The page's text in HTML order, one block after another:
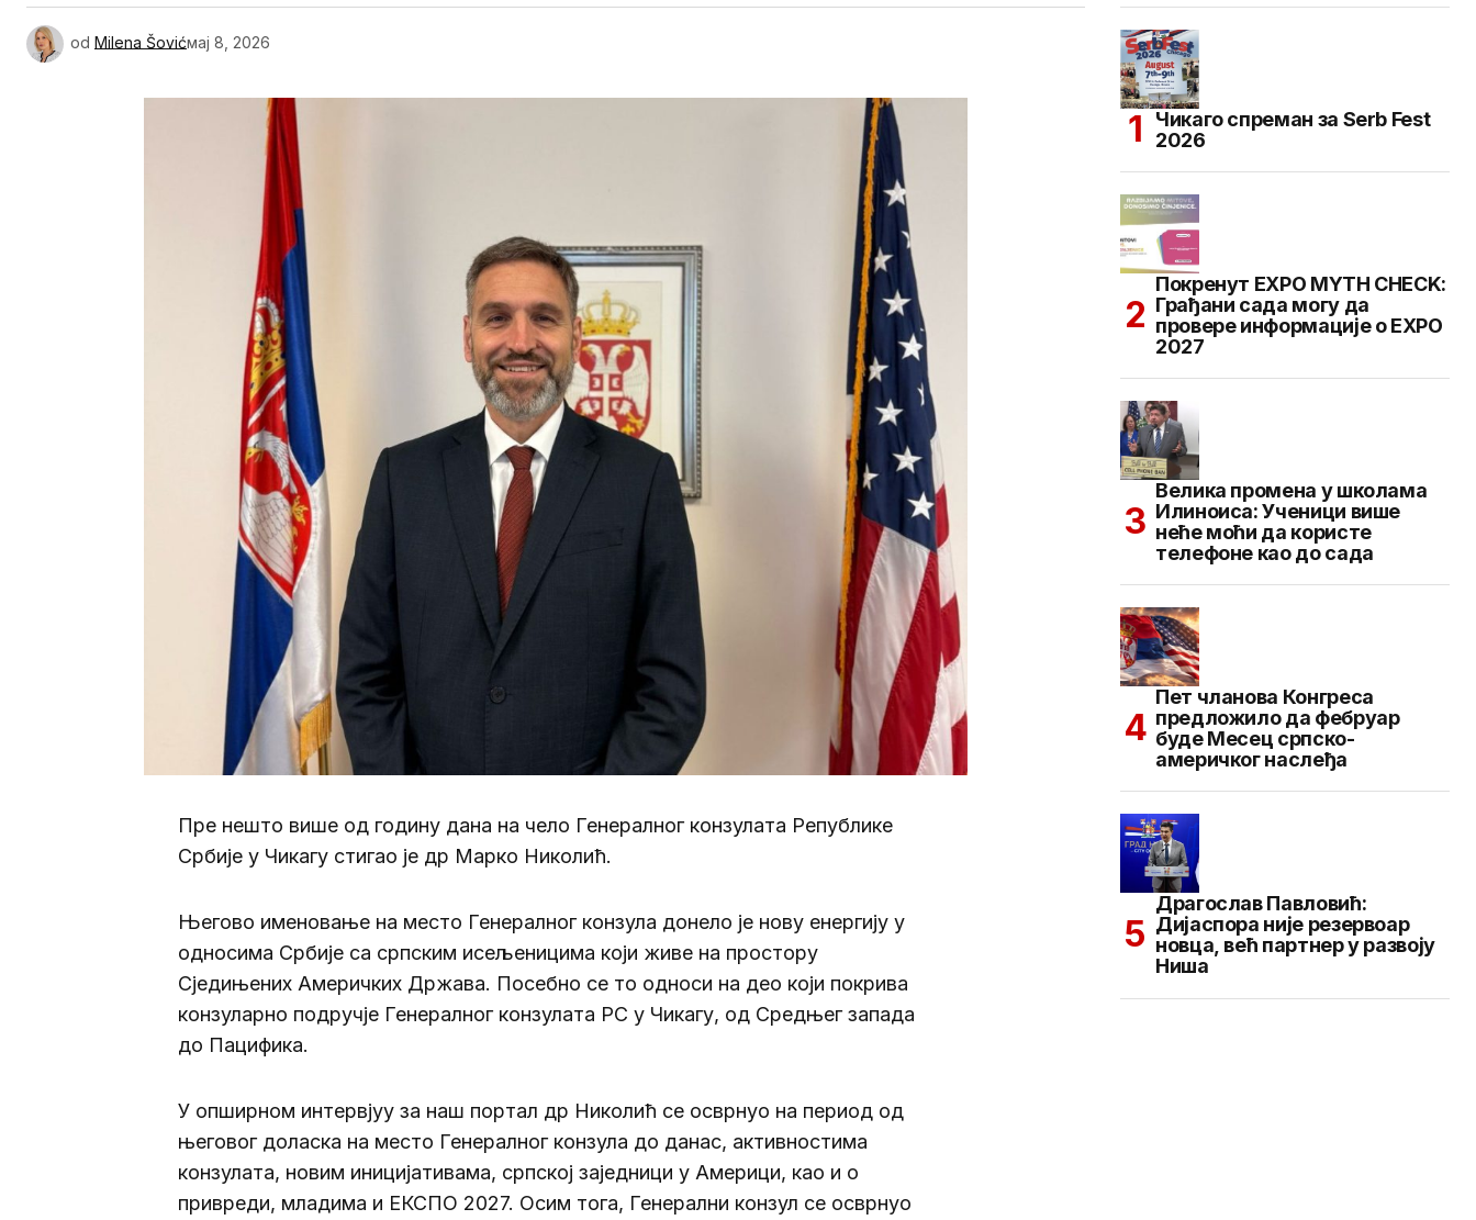
od Milena Šovićмај 8, 2026
Пре нешто више од годину дана на чело Генералног конзулата Републике
Србије у Чикагу стигао је др Марко Николић.
Његово именовање на место Генералног конзула донело је нову енергију у
односима Србије са српским исељеницима који живе на простору
Сједињених Америчких Држава. Посебно се то односи на део који покрива
конзуларно подручје Генералног конзулата РС у Чикагу, од Средњег запада
до Пацифика.
У опширном интервјуу за наш портал др Николић се осврнуо на период од
његовог доласка на место Генералног конзула до данас, активностима
конзулата, новим иницијативама, српској заједници у Америци, као и о
привреди, младима и ЕКСПО 2027. Осим тога, Генерални конзул се осврнуо
Чикаго спреман за Serb Fest
2026
Покренут EXPO MYTH CHECK:
Грађани сада могу да
провере информације о EXPO
2027
Велика промена у школама
Илиноиса: Ученици више
неће моћи да користе
телефоне као до сада
Пет чланова Конгреса
предложило да фебруар
буде Месец српско-
америчког наслеђа
Драгослав Павловић:
Дијаспора није резервоар
новца, већ партнер у развоју
Ниша